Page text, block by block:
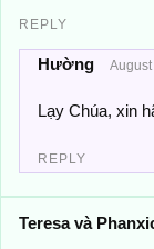
REPLY
Hường
Lạy Chúa, xin
REPLY
Teresa và